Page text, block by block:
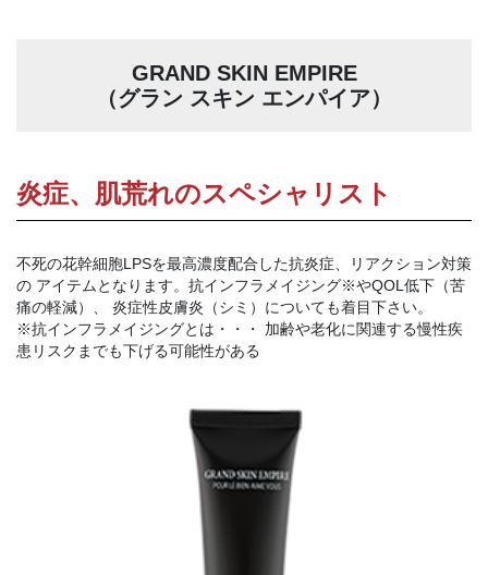
GRAND SKIN EMPIRE
（グラン スキン エンパイア）
炎症、肌荒れのスペシャリスト
不死の花幹細胞LPSを最高濃度配合した抗炎症、リアクション対策
の アイテムとなります。抗インフラメイジング※やQOL低下（苦
痛の軽減）、 炎症性皮膚炎（シミ）についても着目下さい。
※抗インフラメイジングとは・・・ 加齢や老化に関連する慢性疾
患リスクまでも下げる可能性がある